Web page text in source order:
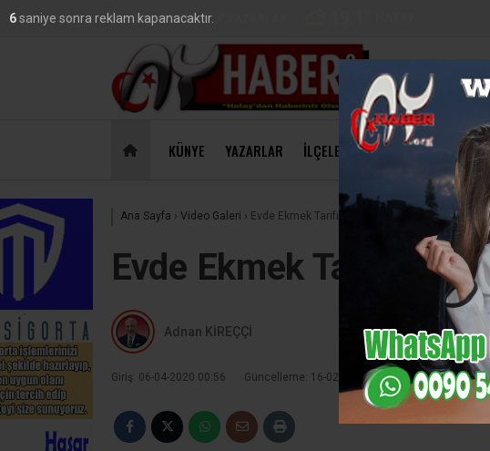
VİDEOGALERİ
47,18
%0,04
53,92
KÜNYE YAZARLAR İLÇELER EKONOMI GÜNCEL
Ana Sayfa › Video Galeri › Evde Ekmek Tarifi | Özcan Show
Evde Ekmek Tarifi |
Adnan KİREÇÇİ
Giriş: 06-04-2020 00:56 Güncelleme: 16-02-2022 03:38
5saniye sonra reklam kapanacaktır.